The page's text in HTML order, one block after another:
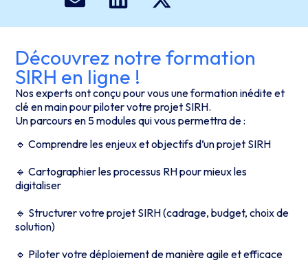
Découvrez notre formation
SIRH en ligne !
Nos experts ont conçu pour vous une formation inédite et
clé en main pour piloter votre projet SIRH.
Un parcours en 5 modules qui vous permettra de :
🔹 Comprendre les enjeux et objectifs d’un projet SIRH
🔹 Cartographier les processus RH pour mieux les
digitaliser
🔹 Structurer votre projet SIRH (cadrage, budget, choix de
solution)
🔹 Piloter votre déploiement de manière agile et efficace